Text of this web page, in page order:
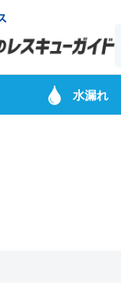
水漏れ